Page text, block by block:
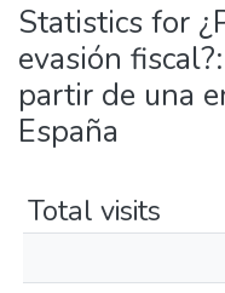
Communities
&
Collections
Policies
Statistics for
evasión
partir de una
España
Total visits